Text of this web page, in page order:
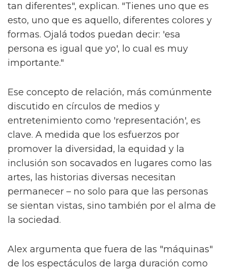
tan diferentes", explican. "Tienes uno que es
esto, uno que es aquello, diferentes colores y
formas. Ojalá todos puedan decir: 'esa
persona es igual que yo', lo cual es muy
importante."
Ese concepto de relación, más comúnmente
discutido en círculos de medios y
entretenimiento como 'representación', es
clave. A medida que los esfuerzos por
promover la diversidad, la equidad y la
inclusión son socavados en lugares como las
artes, las historias diversas necesitan
permanecer – no solo para que las personas
se sientan vistas, sino también por el alma de
la sociedad.
Alex argumenta que fuera de las "máquinas"
de los espectáculos de larga duración como